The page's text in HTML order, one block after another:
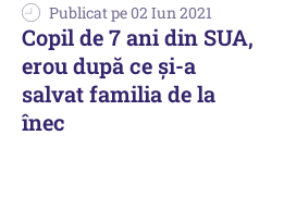
Publicat pe 02 Iun 2021
Copil de 7 ani din SUA,
erou după ce și-a
salvat familia de la
înec